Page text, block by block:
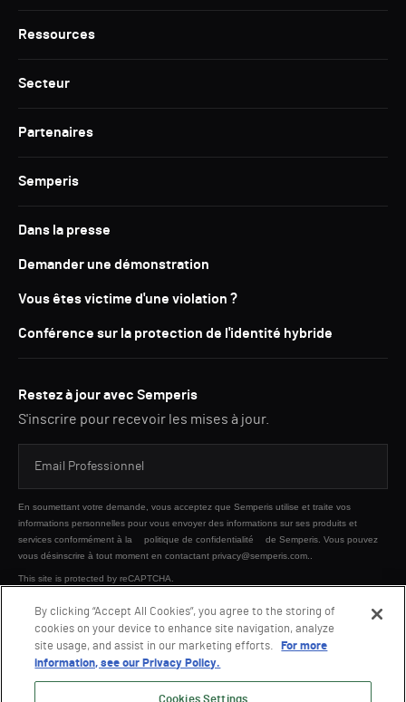
Ressources
Secteur
Partenaires
Semperis
Dans la presse
Demander une démonstration
Vous êtes victime d'une violation ?
Conférence sur la protection de l'identité hybride
Restez à jour avec Semperis
S'inscrire pour recevoir les mises à jour.
En soumettant votre demande, vous acceptez que Semperis utilise et traite vos
informations personnelles pour vous envoyer des informations sur ses produits et
services conformément à la
politique de confidentialité
de Semperis. Vous pouvez
vous désinscrire à tout moment en contactant privacy@semperis.com..
This site is protected by reCAPTCHA.
ENVOYER
By clicking “Accept All Cookies”, you agree to the storing of
cookies on your device to enhance site navigation, analyze
site usage, and assist in our marketing efforts.
For more
information, see our Privacy Policy.